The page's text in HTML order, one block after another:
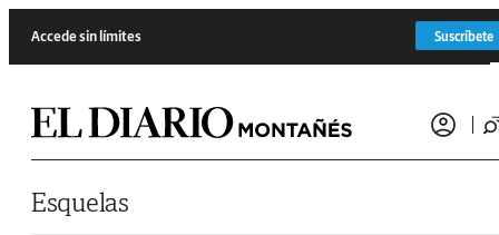
Accede sin límites Suscríbete
Esquelas